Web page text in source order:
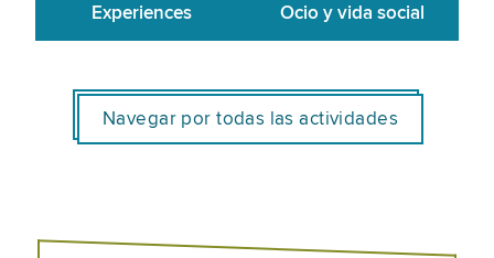
Experiences Ocio y vida social
Navegar por todas las actividades